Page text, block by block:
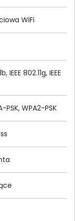
WiFi
IEEE 802.11g, IEEE
PSK, WPA2-PSK